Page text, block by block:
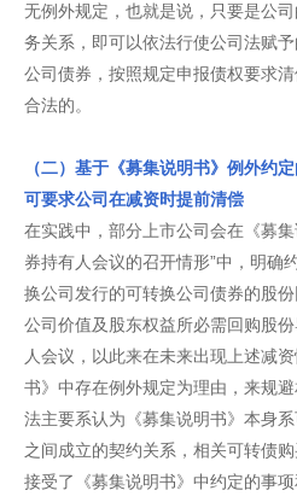
无例外规定，也就是说，只要是公
务关系，即可以依法行使公司法赋
公司债券，按照规定申报债权要求
合法的。
（二）基于《募集说明书》例外约
可要求公司在减资时提前清偿
在实践中，部分上市公司会在《募
券持有人会议的召开情形”中，明确
换公司发行的可转换公司债券的股
公司价值及股东权益所必需回购股
人会议，以此来在未来出现上述减
书》中存在例外规定为理由，来规
法主要系认为《募集说明书》本身
之间成立的契约关系，相关可转债
接受了《募集说明书》中约定的事